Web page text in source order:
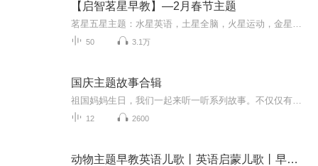
【启智茗星早教】—2月春节主题
50 3.1万
国庆主题故事合辑
12 2600
动物主题早教英语儿歌丨英语启蒙儿歌丨早教儿歌